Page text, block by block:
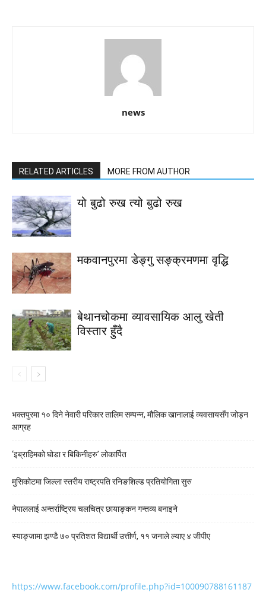
news
RELATED ARTICLES MORE FROM AUTHOR
यो बुढो रुख त्यो बुढो रुख
मकवानपुरमा डेङ्गु सङ्क्रमणमा वृद्धि
बेथानचोकमा व्यावसायिक आलु खेती
विस्तार हुँदै
भक्तपुरमा १० दिने नेवारी परिकार तालिम सम्पन्न, मौलिक खानालाई व्यवसायसँग जोड्न
आग्रह
‘इब्राहिमको घोडा र बिकिनीहरु’ लोकार्पित
मुसिकोटमा जिल्ला स्तरीय राष्ट्रपति रनिङशिल्ड प्रतियोगिता सुरु
नेपाललाई अन्तर्राष्ट्रिय चलचित्र छायाङ्कन गन्तव्य बनाइने
स्याङ्जामा झण्डै ७० प्रतिशत विद्यार्थी उत्तीर्ण, ११ जनाले ल्याए ४ जीपीए
https://www.facebook.com/profile.php?id=100090788161187